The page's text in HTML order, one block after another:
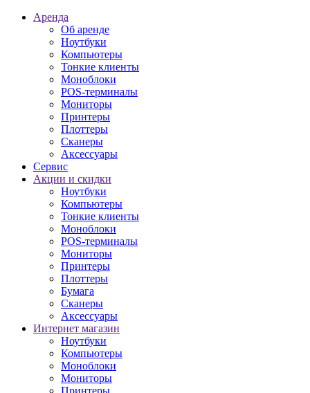
Аренда
Об аренде
Ноутбуки
Компьютеры
Тонкие клиенты
Моноблоки
POS-терминалы
Мониторы
Принтеры
Плоттеры
Сканеры
Аксессуары
Сервис
Акции и скидки
Ноутбуки
Компьютеры
Тонкие клиенты
Моноблоки
POS-терминалы
Мониторы
Принтеры
Плоттеры
Бумага
Сканеры
Аксессуары
Интернет магазин
Ноутбуки
Компьютеры
Моноблоки
Мониторы
Принтеры